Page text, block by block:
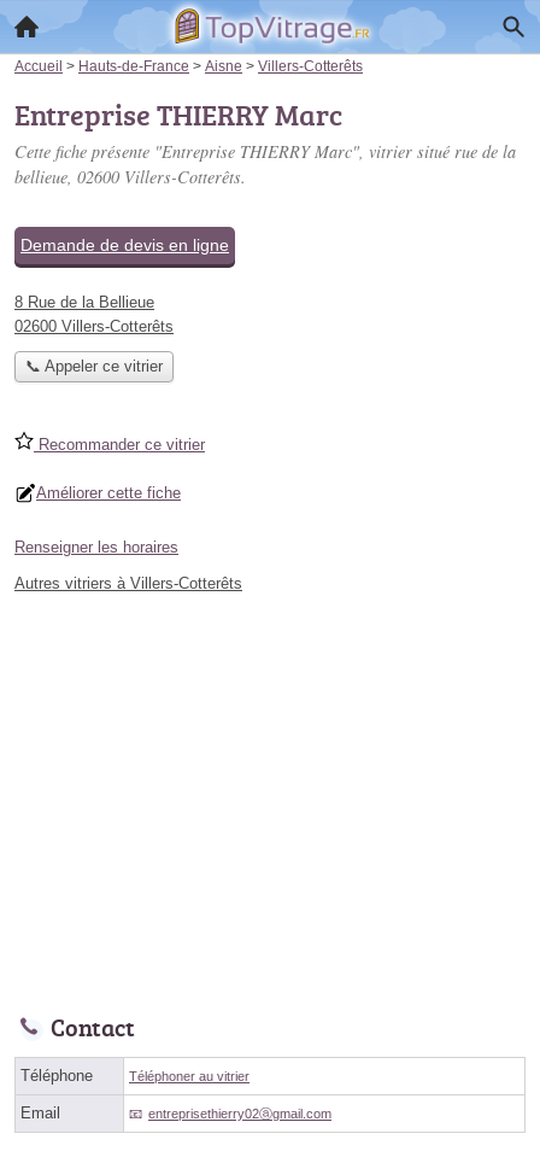
Accueil > Hauts-de-France > Aisne > Villers-Cotterêts
Entreprise THIERRY Marc
Cette fiche présente "Entreprise THIERRY Marc", vitrier situé rue de la
bellieue, 02600 Villers-Cotterêts.
Demande de devis en ligne
8 Rue de la Bellieue
02600 Villers-Cotterêts
📞 Appeler ce vitrier
Recommander ce vitrier
Améliorer cette fiche
Renseigner les horaires
Autres vitriers à Villers-Cotterêts
Contact
Téléphone Téléphoner au vitrier
Email entreprisethierry02ⓐgmail.com